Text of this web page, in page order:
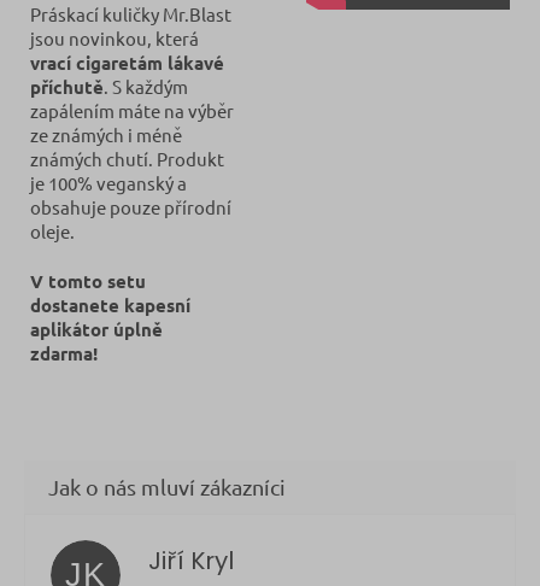
Práskací kuličky Mr.Blast
jsou novinkou, která
vrací cigaretám lákavé
příchutě. S každým
zapálením máte na výběr
ze známých i méně
známých chutí. Produkt
je 100% veganský a
obsahuje pouze přírodní
oleje.
V tomto setu
dostanete kapesní
aplikátor úplně
zdarma!
JK Jiří Kryl